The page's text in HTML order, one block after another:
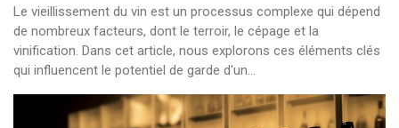
Le vieillissement du vin est un processus complexe qui dépend
de nombreux facteurs, dont le terroir, le cépage et la
vinification. Dans cet article, nous explorons ces éléments clés
qui influencent le potentiel de garde d'un...